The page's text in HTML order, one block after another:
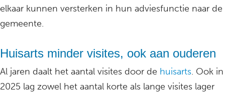
elkaar kunnen versterken in hun adviesfunctie naar de
gemeente.
Huisarts minder visites, ook aan ouderen
Al jaren daalt het aantal visites door de huisarts. Ook in
2025 lag zowel het aantal korte als lange visites lager